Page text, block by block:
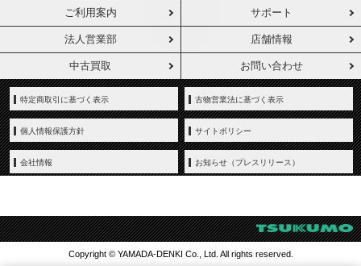
ご利用案内 サポート
法人営業部 店舗情報
中古買取 お問い合わせ
特定商取引に基づく表示 古物営業法に基づく表示
個人情報保護方針 サイトポリシー
会社情報 お知らせ（プレスリリース）
Copyright © YAMADA-DENKI Co., Ltd. All rights reserved.